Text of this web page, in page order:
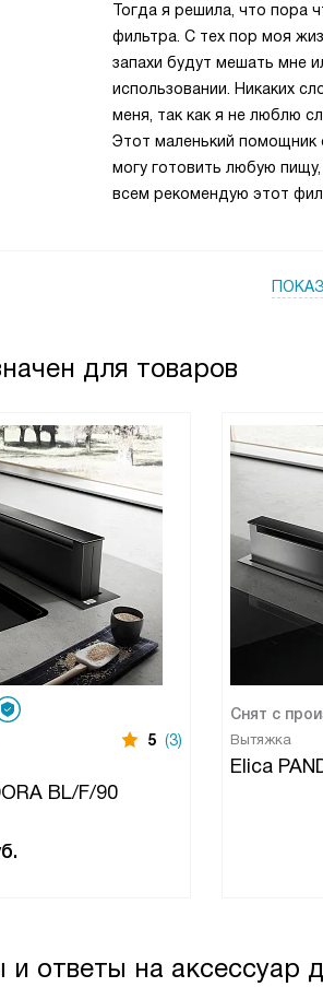
Тогда я решила, что пора
фильтра. С тех пор моя
запахи будут мешать мне
использовании. Никаких
меня, так как я не люблю
Этот маленький помощник
могу готовить любую
всем рекомендую этот
для товаров
5 (3)
BL/F/90
Снят с
Вытяжка
Elica
и ответы на аксессуар